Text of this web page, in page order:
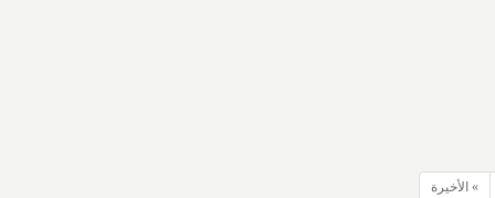
» الأخيرة